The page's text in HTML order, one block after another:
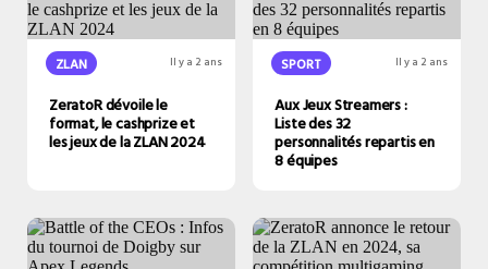
ZLAN Il y a 2 ans
ZeratoR dévoile le
format, le cashprize et
les jeux de la ZLAN 2024
SPORT Il y a 2 ans
Aux Jeux Streamers :
Liste des 32
personnalités repartis en
8 équipes